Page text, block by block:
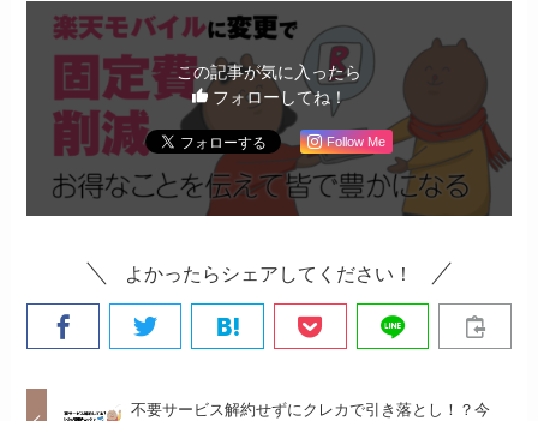
この記事が気に入ったら
フォローしてね！
Follow Me
よかったらシェアしてください！
不要サービス解約せずにクレカで引き落とし！？今